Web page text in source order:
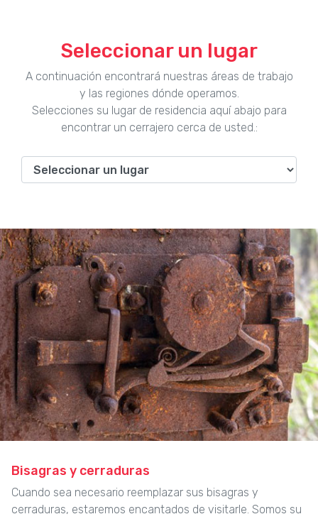
Seleccionar un lugar
A continuación encontrará nuestras áreas de trabajo
y las regiones dónde operamos.
Selecciones su lugar de residencia aquí abajo para
encontrar un cerrajero cerca de usted.:
Bisagras y cerraduras
Cuando sea necesario reemplazar sus bisagras y
cerraduras, estaremos encantados de visitarle. Somos su